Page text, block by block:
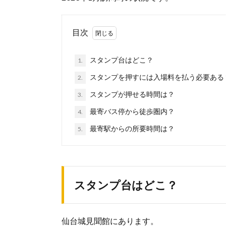
目次
1. スタンプ台はどこ？
2. スタンプを押すには入場料を払う必要ある
3. スタンプが押せる時間は？
4. 最寄バス停から徒歩圏内？
5. 最寄駅からの所要時間は？
スタンプ台はどこ？
仙台城見聞館にあります。